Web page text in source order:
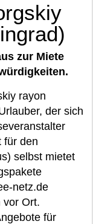
zur Miete
rayon
der sich
für den
selbst mietet
netz.de
vor Ort.
für